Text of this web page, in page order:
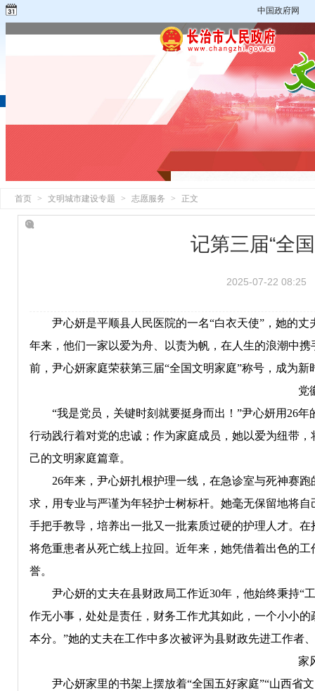
中国政府网
首页 > 文明城市建设专题 > 志愿服务 > 正文
记第三届“全
2025-07-22 08:25
尹心妍是平顺县人民医院的一名“白衣天使”，她的丈
年来，他们一家以爱为舟、以责为帆，在人生的浪潮中
前，尹心妍家庭荣获第三届“全国文明家庭”称号，成为新
党
“我是党员，关键时刻就要挺身而出！”尹心妍用26年
行动践行着对党的忠诚；作为家庭成员，她以爱为纽带
己的文明家庭篇章。
26年来，尹心妍扎根护理一线，在急诊室与死神赛跑
求，用专业与严谨为年轻护士树标杆。她毫无保留地将
手把手教导，培养出一批又一批素质过硬的护理人才。
将危重患者从死亡线上拉回。近年来，她凭借着出色的
誉。
尹心妍的丈夫在县财政局工作近30年，他始终秉持“工
作无小事，处处是责任，财务工作尤其如此，一个小小
本分。”她的丈夫在工作中多次被评为县财政先进工作者
家
尹心妍家里的书架上摆放着“全国五好家庭”“山西省文